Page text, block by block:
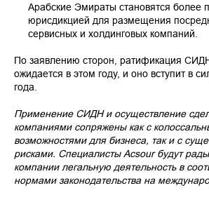
Арабские Эмираты становятся более
юрисдикцией для размещения
сервисных и холдинговых компаний.
По заявлению сторон, ратификация
ожидается в этом году, и оно вступит в
года.
Применение СИДН и осуществление
компаниями сопряжены как с
возможностями для бизнеса, так и с
рисками. Специалисты Acsour будут
компании легальную деятельность в
нормами законодательства на